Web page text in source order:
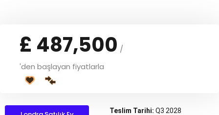
£ 487,500 /
'den başlayan fiyatlarla
Teslim Tarihi: Q3 2028